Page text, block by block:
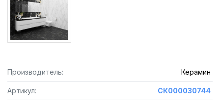
Производитель: Керамин
Артикул: СК000030744